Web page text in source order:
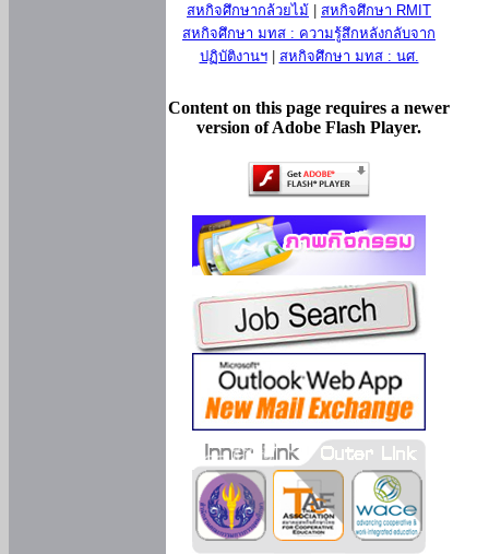
สหกิจศึกษากล้วยไม้
สหกิจศึกษา RMIT
สหกิจศึกษา มทส : ความรู้สึกหลังกลับจาก
ปฏิบัติงานฯ| สหกิจศึกษา มทส : นศ.
Content on this page requires a newer
version of Adobe Flash Player.